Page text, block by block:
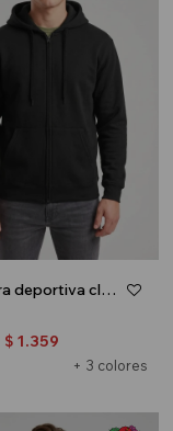
Campera deportiva clásica con capucha - UNISEX - Negro
+ 3 colores
$ 1.359